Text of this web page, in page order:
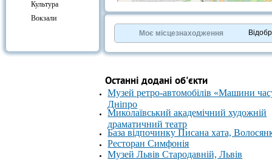
Культура
Вокзали
OpenStreetMapcontributors.
»
Моє місцезнаходження
Останні додані об'єкти
Музей ретро-автомобілів «Машини
Дніпро
Миколаївський академічний художній
драматичний театр
База відпочинку Писана хата,
Ресторан Симфонія
Музей Львів Стародавній, Львів